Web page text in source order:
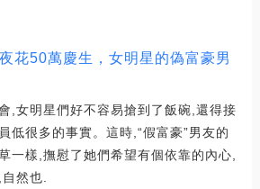
花50萬慶生，女明星的偽富豪男
,女明星們好不容易搶到了飯碗,還得接
低很多的事實。這時,“假富豪”男友的
一樣,撫慰了她們希望有個依靠的內心,
然也.